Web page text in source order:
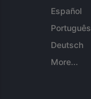
Español
Português
Deutsch
More...